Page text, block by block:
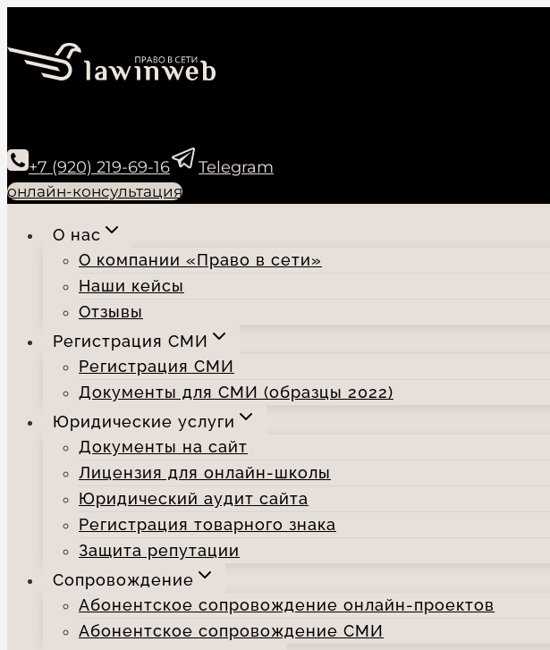
к
содержимому
+7 (920) 219-69-16 Telegram
онлайн-консультация
О нас
О компании «Право в сети»
Наши кейсы
Отзывы
Регистрация СМИ
Регистрация СМИ
Документы для СМИ (образцы 2022)
Юридические услуги
Документы на сайт
Лицензия для онлайн-школы
Юридический аудит сайта
Регистрация товарного знака
Защита репутации
Сопровождение
Абонентское сопровождение онлайн-проектов
Абонентское сопровождение СМИ